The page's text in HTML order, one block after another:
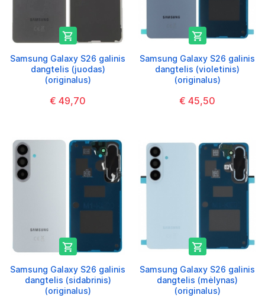

Samsung Galaxy S26 galinis
dangtelis (juodas)
(originalus)
€ 49,70

Samsung Galaxy S26 galinis
dangtelis (violetinis)
(originalus)
€ 45,50

Samsung Galaxy S26 galinis
dangtelis (sidabrinis)
(originalus)

Samsung Galaxy S26 galinis
dangtelis (mėlynas)
(originalus)